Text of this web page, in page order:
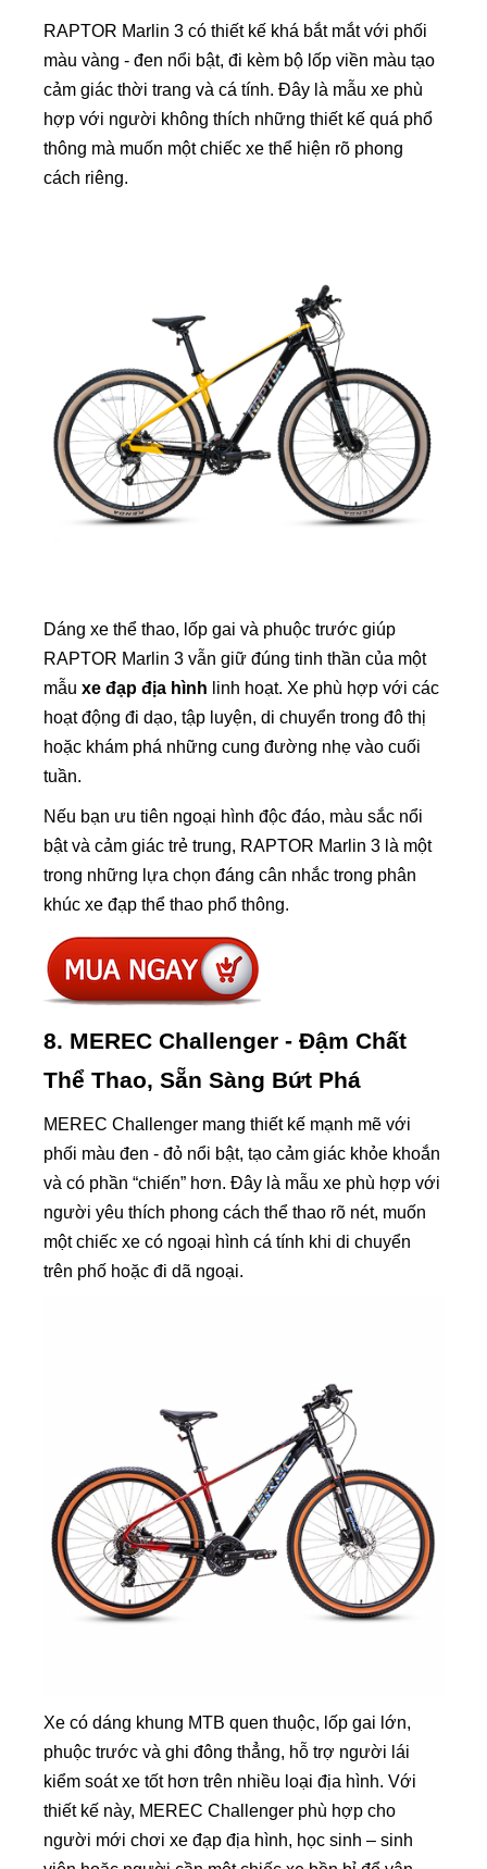
RAPTOR Marlin 3 có thiết kế khá bắt mắt với phối
màu vàng - đen nổi bật, đi kèm bộ lốp viền màu tạo
cảm giác thời trang và cá tính. Đây là mẫu xe phù
hợp với người không thích những thiết kế quá phổ
thông mà muốn một chiếc xe thể hiện rõ phong
cách riêng.
Dáng xe thể thao, lốp gai và phuộc trước giúp
RAPTOR Marlin 3 vẫn giữ đúng tinh thần của một
mẫu xe đạp địa hình linh hoạt. Xe phù hợp với các
hoạt động đi dạo, tập luyện, di chuyển trong đô thị
hoặc khám phá những cung đường nhẹ vào cuối
tuần.
Nếu bạn ưu tiên ngoại hình độc đáo, màu sắc nổi
bật và cảm giác trẻ trung, RAPTOR Marlin 3 là một
trong những lựa chọn đáng cân nhắc trong phân
khúc xe đạp thể thao phổ thông.
8. MEREC Challenger - Đậm Chất
Thể Thao, Sẵn Sàng Bứt Phá
MEREC Challenger mang thiết kế mạnh mẽ với
phối màu đen - đỏ nổi bật, tạo cảm giác khỏe khoắn
và có phần “chiến” hơn. Đây là mẫu xe phù hợp với
người yêu thích phong cách thể thao rõ nét, muốn
một chiếc xe có ngoại hình cá tính khi di chuyển
trên phố hoặc đi dã ngoại.
Xe có dáng khung MTB quen thuộc, lốp gai lớn,
phuộc trước và ghi đông thẳng, hỗ trợ người lái
kiểm soát xe tốt hơn trên nhiều loại địa hình. Với
thiết kế này, MEREC Challenger phù hợp cho
người mới chơi xe đạp địa hình, học sinh – sinh